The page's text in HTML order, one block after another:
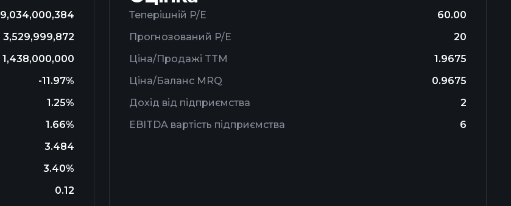
9,034,000,384
3,529,999,872
1,438,000,000
-11.97%
1.25%
1.66%
3.484
3.40%
0.12
Теперішній P/E
60.00
Прогнозований P/E
20
Ціна/Продажі TTM
1.9675
Ціна/Баланс MRQ
0.9675
Дохід від підприємства
2
EBITDA вартість підприємства
6